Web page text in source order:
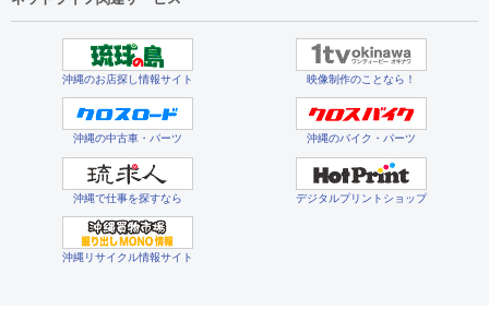
沖縄のお店探し情報サイト 映像制作のことなら！
沖縄の中古車・パーツ 沖縄のバイク・パーツ
沖縄で仕事を探すなら デジタルプリントショップ
沖縄リサイクル情報サイト